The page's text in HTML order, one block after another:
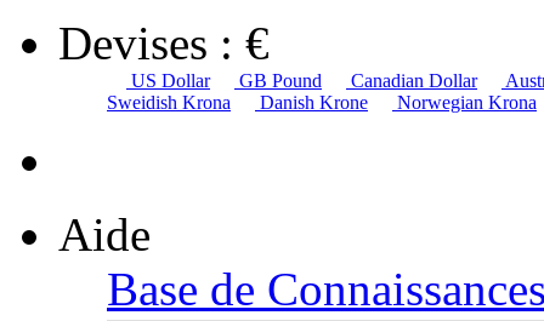
Devises : €
US Dollar GB Pound Canadian Dollar
Sweidish Krona
Danish Krone Norwegian Krona
Aide
Base de